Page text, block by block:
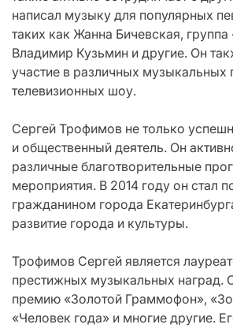
написал музыку для популярных
таких как Жанна Бичевская,
Владимир Кузьмин и другие. Он
участие в различных музыкальных
телевизионных шоу.
Сергей Трофимов не только
и общественный деятель. Он
различные благотворительные
мероприятия. В 2014 году он стал
гражданином города
развитие города и культуры.
Трофимов Сергей является
престижных музыкальных наград.
премию «Золотой Граммофон»,
«Человек года» и многие другие.